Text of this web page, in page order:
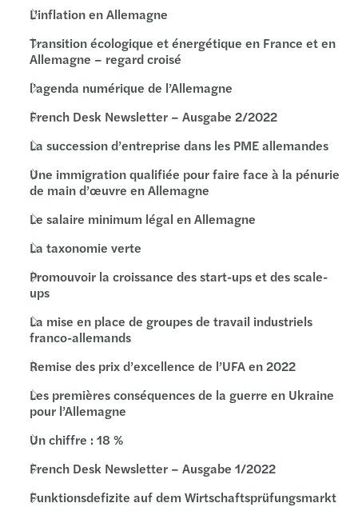
L’inflation en Allemagne
Transition écologique et énergétique en France et en
Allemagne – regard croisé
l’agenda numérique de l’Allemagne
French Desk Newsletter – Ausgabe 2/2022
La succession d’entreprise dans les PME allemandes
Une immigration qualifiée pour faire face à la pénurie
de main d’œuvre en Allemagne
Le salaire minimum légal en Allemagne
La taxonomie verte
Promouvoir la croissance des start-ups et des scale-
ups
La mise en place de groupes de travail industriels
franco-allemands
Remise des prix d’excellence de l’UFA en 2022
Les premières conséquences de la guerre en Ukraine
pour l’Allemagne
Un chiffre : 18 %
French Desk Newsletter – Ausgabe 1/2022
Funktionsdefizite auf dem Wirtschaftsprüfungsmarkt